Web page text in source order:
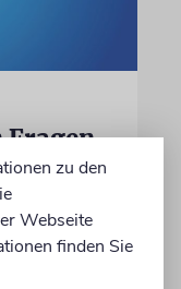
Fragen
eine zu den
Webseite
finden Sie